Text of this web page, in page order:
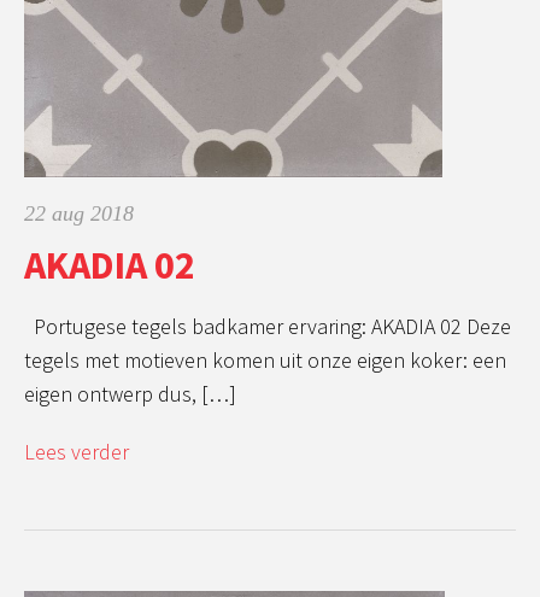
22 aug 2018
AKADIA 02
Portugese tegels badkamer ervaring: AKADIA 02 Deze
tegels met motieven komen uit onze eigen koker: een
eigen ontwerp dus, […]
Lees verder